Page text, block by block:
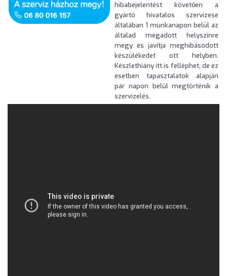
hibabejelentést követően a
gyártó hivatalos szervizese
általában 1 munkanapon belül az
általad megadott helyszínre
megy és javítja meghibásodott
készülékedet ott helyben.
Készlethiány itt is felléphet, de ez
esetben tapasztalatok alapján
pár napon belül megtörténik a
szervizelés.